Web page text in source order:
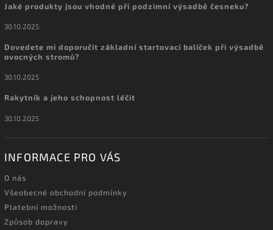
Jaké produkty jsou vhodné při podzimní výsadbě česneku?
30.10.2025
Dovedete mi doporučit základní startovací balíček při výsadbě
ovocných stromů?
30.10.2025
Rakytník a jeho schopnost léčit
30.10.2025
INFORMACE PRO VÁS
O nás
Všeobecné obchodní podmínky
Platební možnosti
Způsob dopravy